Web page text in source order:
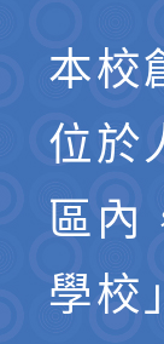
本校
位於
區內
學校